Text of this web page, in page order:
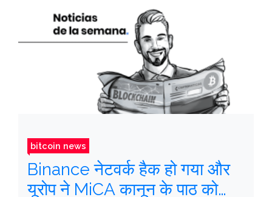
bitcoin news
Binance नेटवर्क हैक हो गया और
यूरोप ने MiCA कानून के पाठ को